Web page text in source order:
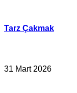
Tarz Çakmak
31 Mart 2026